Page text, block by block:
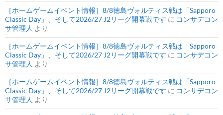
［ホームゲームイベント情報］8/8徳島ヴォルティス戦は「Sapporo
Classic Day」、そして2026/27 J2リーグ開幕戦です に コンサデコン
サ管理人 より
［ホームゲームイベント情報］8/8徳島ヴォルティス戦は「Sapporo
Classic Day」、そして2026/27 J2リーグ開幕戦です に コンサデコン
サ管理人 より
［ホームゲームイベント情報］8/8徳島ヴォルティス戦は「Sapporo
Classic Day」、そして2026/27 J2リーグ開幕戦です に コンサデコン
サ管理人 より